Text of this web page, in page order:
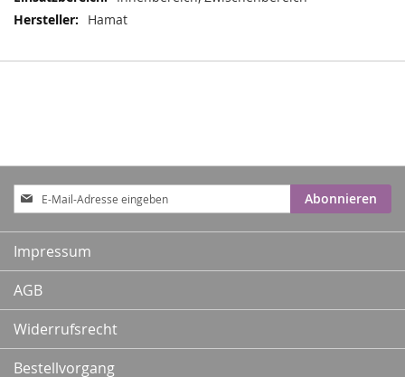
Hamat
Anmeldung
zum
Newsletter:
Abonnieren
Impressum
AGB
Widerrufsrecht
Bestellvorgang